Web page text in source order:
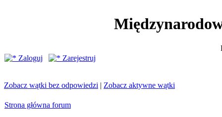
Zaloguj
Zarejestruj
Zobacz wątki bez odpowiedzi | Zobacz aktywne wątki
Strona główna forum